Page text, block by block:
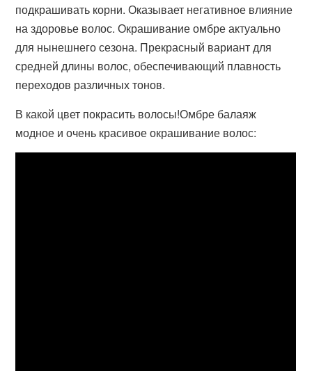
подкрашивать корни. Оказывает негативное влияние
на здоровье волос. Окрашивание омбре актуально
для нынешнего сезона. Прекрасный вариант для
средней длины волос, обеспечивающий плавность
переходов различных тонов.
В какой цвет покрасить волосы!Омбре балаяж
модное и очень красивое окрашивание волос: